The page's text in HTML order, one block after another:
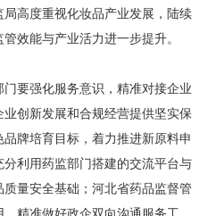
高度重视化妆品产业发展，陆续
效能与产业活力进一步提升。
要强化服务意识，精准对接企业
创新发展和合规经营提供坚实保
牌培育目标，着力推进新原料申
利用药监部门搭建的交流平台与
量安全基础；河北省药品监督管